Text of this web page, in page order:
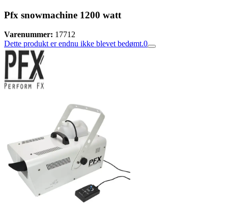
Pfx snowmachine 1200 watt
Varenummer: 17712
Dette produkt er endnu ikke blevet bedømt.0